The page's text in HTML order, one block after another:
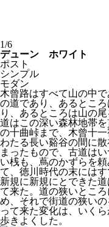
1/6
デューン ホワイト
ポスト
シンプル
モダン
木曾路はすべて山の中
の道であり、あるとこ
り、あるところは山の
道はこの深い森林地帯
の十曲峠まで、木曾十
わたる長い谿谷の間に
まったもので、古道は
い桟も、蔦のかずらを
て、徳川時代の末には
新規に新規にとできた
て来た。道の狭いとこ
め、それで街道の狭い
って来た変化は、いく
歩きよくした。